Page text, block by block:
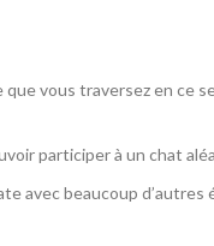
vous traversez en ce
participer à un chat
avec beaucoup